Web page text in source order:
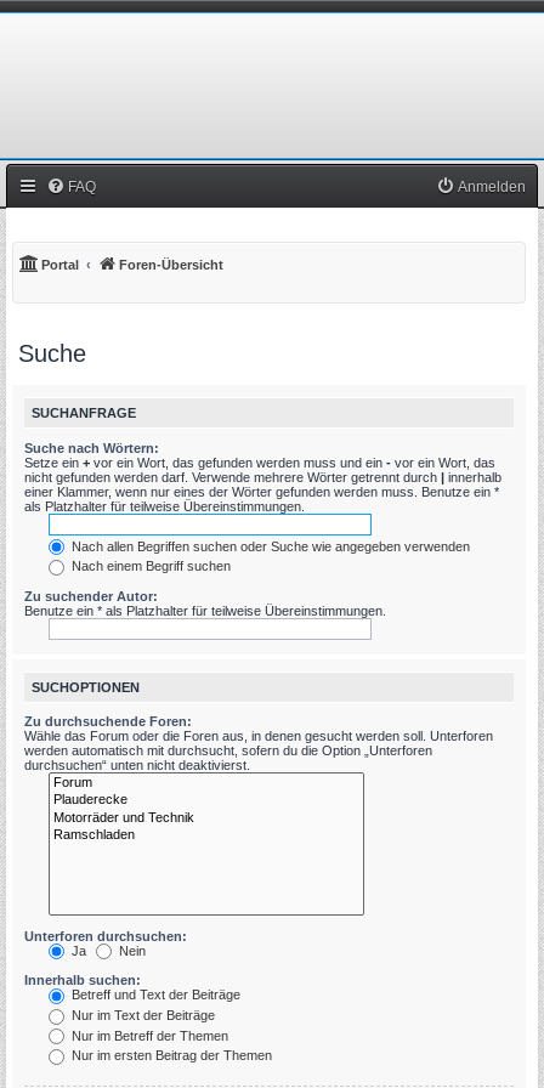
FAQ Anmelden
Portal Foren-Übersicht
Suche
SUCHANFRAGE
Suche nach Wörtern:
Setze ein + vor ein Wort, das gefunden werden muss und ein - vor ein Wort, das
nicht gefunden werden darf. Verwende mehrere Wörter getrennt durch | innerhalb
einer Klammer, wenn nur eines der Wörter gefunden werden muss. Benutze ein *
als Platzhalter für teilweise Übereinstimmungen.
Nach allen Begriffen suchen oder Suche wie angegeben verwenden
Nach einem Begriff suchen
Zu suchender Autor:
Benutze ein * als Platzhalter für teilweise Übereinstimmungen.
SUCHOPTIONEN
Zu durchsuchende Foren:
Wähle das Forum oder die Foren aus, in denen gesucht werden soll. Unterforen
werden automatisch mit durchsucht, sofern du die Option „Unterforen
durchsuchen“ unten nicht deaktivierst.
Unterforen durchsuchen:
Ja
Nein
Innerhalb suchen:
Betreff und Text der Beiträge
Nur im Text der Beiträge
Nur im Betreff der Themen
Nur im ersten Beitrag der Themen